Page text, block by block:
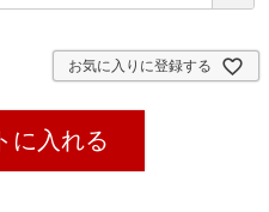
お気に入りに登録する
に入れる